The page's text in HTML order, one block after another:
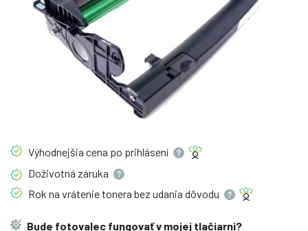
Výhodnejšia cena po prihlásení
Doživotná záruka
Rok na vrátenie tonera bez udania dôvodu
Bude fotovalec fungovať v mojej tlačiarni?